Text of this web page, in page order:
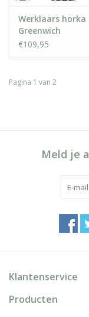
Werklaars horka
Greenwich
€109,95
Pagina 1 van 2
Meld je
Klantenservice
Producten